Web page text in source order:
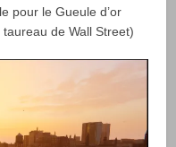
pour le Gueule d’or
de Wall Street)